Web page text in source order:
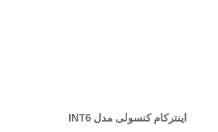
اینترکام کنسولی مدل INT6